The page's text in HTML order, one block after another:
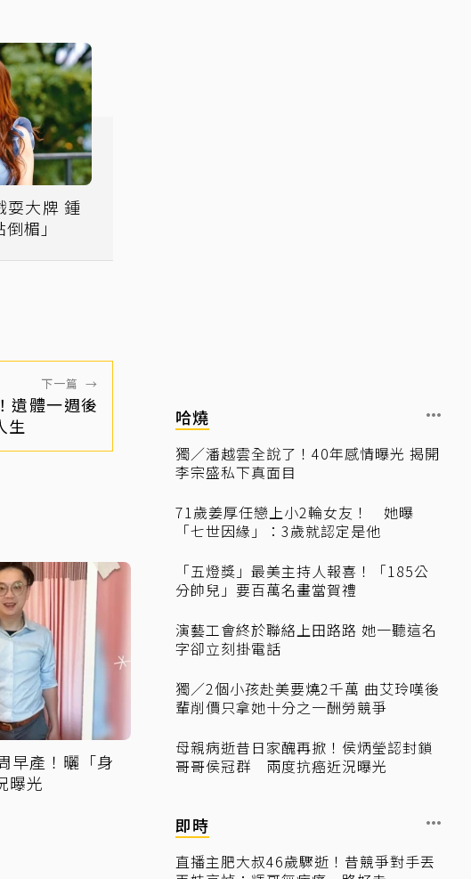
耍大牌 鍾
楣」
下一篇 →
遺體一週後
生
早產！曬「身
曝光
哈燒
獨／潘越雲全說了！40年感情曝光 揭開
李宗盛私下真面目
71歲姜厚任戀上小2輪女友！ 她曝
「七世因緣」：3歲就認定是他
「五燈獎」最美主持人報喜！「185公
分帥兒」要百萬名畫當賀禮
演藝工會終於聯絡上田路路 她一聽這名
字卻立刻掛電話
獨／2個小孩赴美要燒2千萬 曲艾玲嘆後
輩削價只拿她十分之一酬勞競爭
母親病逝昔日家醜再掀！侯炳瑩認封鎖
哥哥侯冠群 兩度抗癌近況曝光
即時
直播主肥大叔46歲驟逝！昔競爭對手丟